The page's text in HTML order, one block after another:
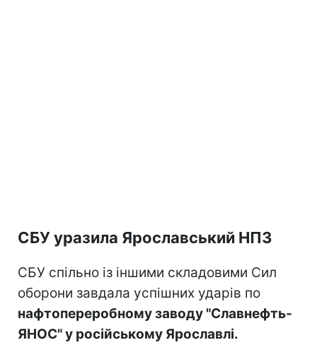
СБУ уразила Ярославський НПЗ
СБУ спільно із іншими складовими Сил
оборони завдала успішних ударів по
нафтопереробному заводу "Славнефть-
ЯНОС" у російському Ярославлі.